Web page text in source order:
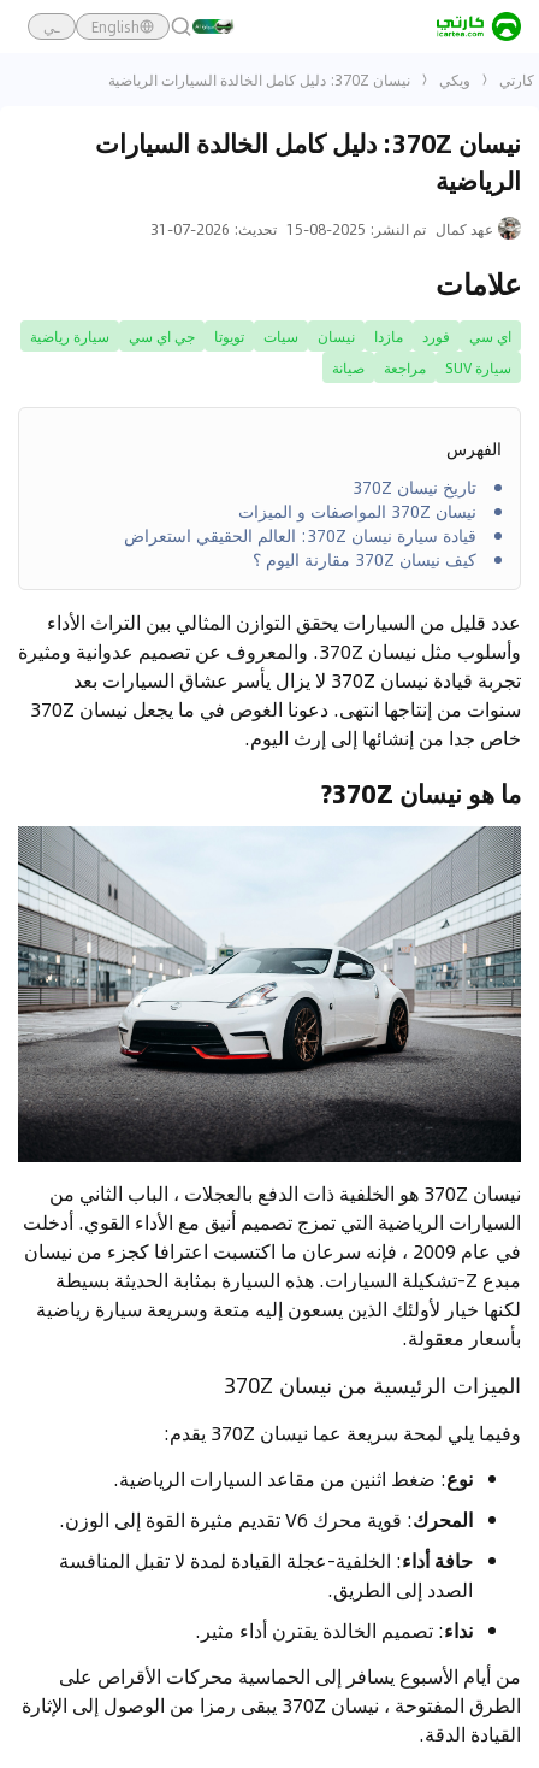
English ـي
كارتي ويكي نيسان 370Z: دليل كامل الخالدة السيارات الرياضية
نيسان 370Z: دليل كامل الخالدة السيارات
الرياضية
عهد كمال تم النشر :
2025-08-15 تحديث:
2026-07-31
علامات
اي سي فورد مازدا نيسان سيات تويوتا جي اي سي
سيارة رياضية
سيارة SUV
مراجعة صيانة
الفهرس
تاريخ نيسان 370Z
نيسان 370Z المواصفات و الميزات
قيادة سيارة نيسان 370Z: العالم الحقيقي استعراض
كيف نيسان 370Z مقارنة اليوم ؟
عدد قليل من السيارات يحقق التوازن المثالي بين التراث الأداء
وأسلوب مثل نيسان 370Z. والمعروف عن تصميم عدوانية ومثيرة
تجربة قيادة نيسان 370Z لا يزال يأسر عشاق السيارات بعد
سنوات من إنتاجها انتهى. دعونا الغوص في ما يجعل نيسان 370Z
خاص جدا من إنشائها إلى إرث اليوم.
ما هو نيسان 370Z?
نيسان 370Z هو الخلفية ذات الدفع بالعجلات ، الباب الثاني من
السيارات الرياضية التي تمزج تصميم أنيق مع الأداء القوي. أدخلت
في عام 2009 ، فإنه سرعان ما اكتسبت اعترافا كجزء من نيسان
مبدع Z-تشكيلة السيارات. هذه السيارة بمثابة الحديثة بسيطة
لكنها خيار لأولئك الذين يسعون إليه متعة وسريعة سيارة رياضية
بأسعار معقولة.
الميزات الرئيسية من نيسان 370Z
وفيما يلي لمحة سريعة عما نيسان 370Z يقدم:
نوع: ضغط اثنين من مقاعد السيارات الرياضية.
المحرك: قوية محرك V6 تقديم مثيرة القوة إلى الوزن.
حافة أداء: الخلفية-عجلة القيادة لمدة لا تقبل المنافسة
الصدد إلى الطريق.
نداء: تصميم الخالدة يقترن أداء مثير.
من أيام الأسبوع يسافر إلى الحماسية محركات الأقراص على
الطرق المفتوحة ، نيسان 370Z يبقى رمزا من الوصول إلى الإثارة
القيادة الدقة.